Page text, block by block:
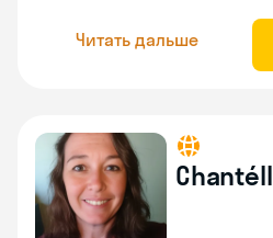
Читать дальше
Chantéll